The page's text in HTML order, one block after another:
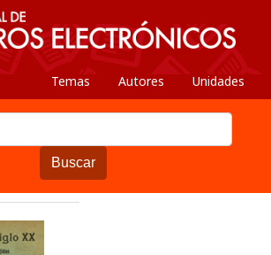
Temas Autores Unidades
Buscar